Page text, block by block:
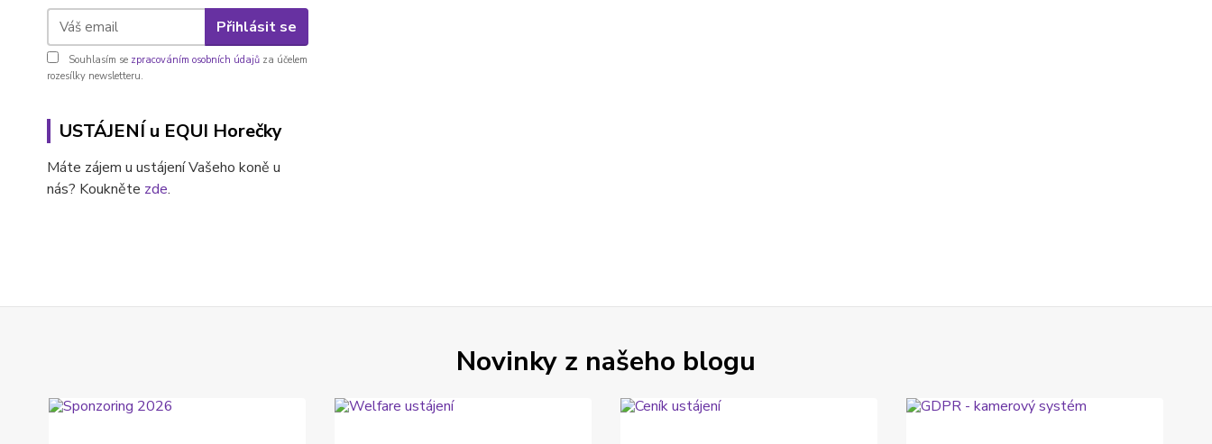
Přihlásit se
Souhlasím se zpracováním osobních údajů za účelem
rozesílky newsletteru.
USTÁJENÍ u EQUI Horečky
Máte zájem u ustájení Vašeho koně u
nás? Koukněte zde.
Novinky z našeho blogu